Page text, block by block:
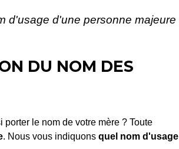
d'usage d'une personne majeure
DU NOM DES
le nom de votre mère ? Toute
. Nous vous indiquonsquel nom d'usage